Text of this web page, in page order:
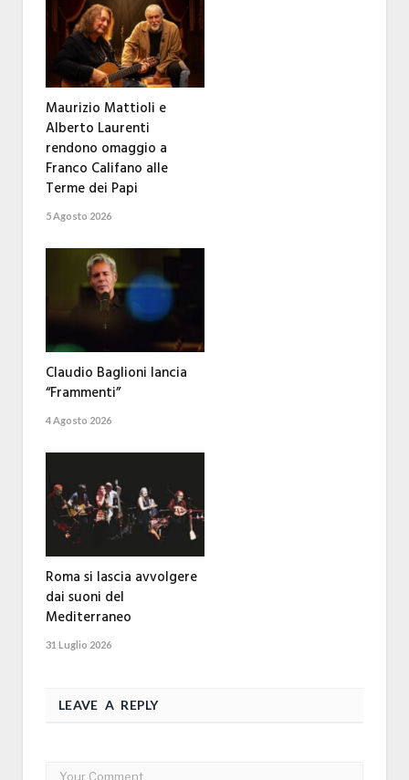
Maurizio Mattioli e
Alberto Laurenti
rendono omaggio a
Franco Califano alle
Terme dei Papi
5 Agosto 2026
Claudio Baglioni lancia
“Frammenti”
4 Agosto 2026
Roma si lascia avvolgere
dai suoni del
Mediterraneo
31 Luglio 2026
LEAVE A REPLY